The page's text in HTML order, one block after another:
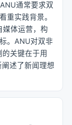
通常要求双
重实践背景。
体运营，构
。ANU对双非
关键在于用
述了新闻理想